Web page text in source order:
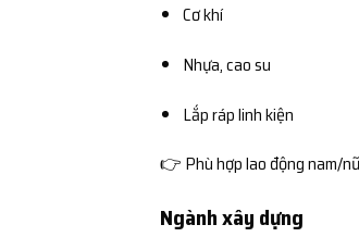
Cơ khí
Nhựa, cao su
Lắp ráp linh kiện
👉 Phù hợp lao động nam/
Ngành xây dựng